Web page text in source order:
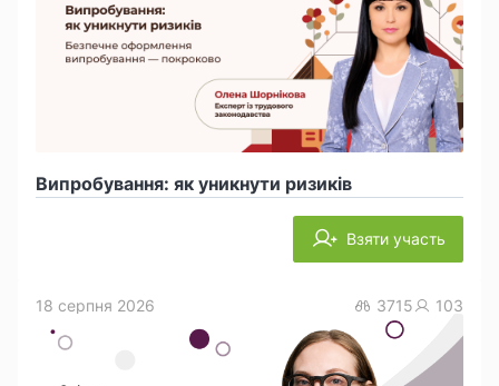
Випробування: як уникнути ризиків
Взяти участь
18 серпня 2026 3715 103